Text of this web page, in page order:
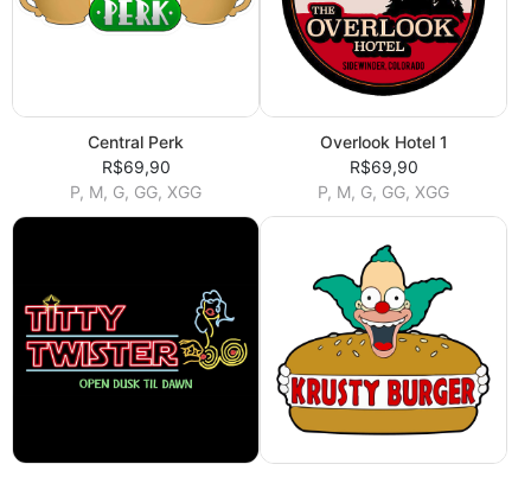
Central Perk
R$69,90
P, M, G, GG, XGG
Overlook Hotel 1
R$69,90
P, M, G, GG, XGG